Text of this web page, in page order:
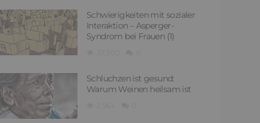
Schwierigkeiten mit sozialer
Interaktion – Asperger-
Syndrom bei Frauen (1)
Schluchzen ist gesund:
Warum Weinen heilsam ist